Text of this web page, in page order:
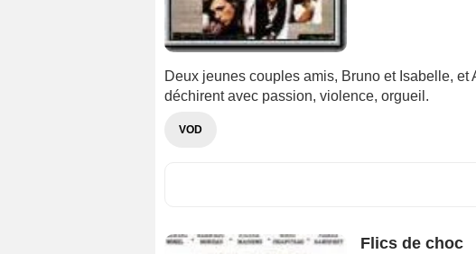
Deux jeunes couples amis, Bruno et Isabelle, et
déchirent avec passion, violence, orgueil.
VOD
Flics de choc